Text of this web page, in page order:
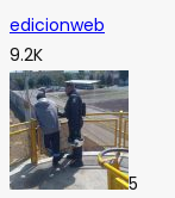
edicionweb
9.2K
5